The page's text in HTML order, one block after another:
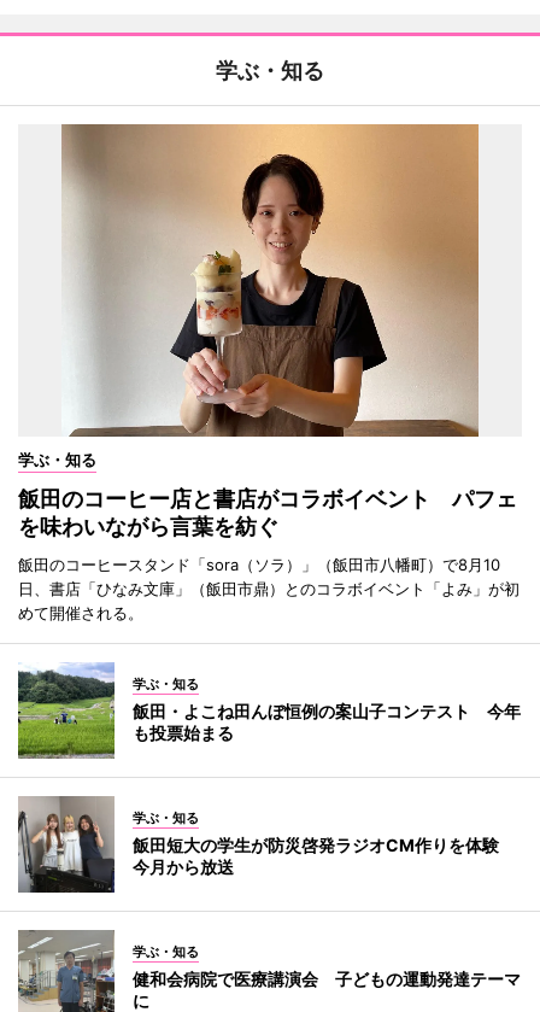
学ぶ・知る
学ぶ・知る
飯田のコーヒー店と書店がコラボイベント パフェ
を味わいながら言葉を紡ぐ
飯田のコーヒースタンド「sora（ソラ）」（飯田市八幡町）で8月10
日、書店「ひなみ文庫」（飯田市鼎）とのコラボイベント「よみ」が初
めて開催される。
学ぶ・知る
飯田・よこね田んぼ恒例の案山子コンテスト 今年
も投票始まる
学ぶ・知る
飯田短大の学生が防災啓発ラジオCM作りを体験
今月から放送
学ぶ・知る
健和会病院で医療講演会 子どもの運動発達テーマ
に